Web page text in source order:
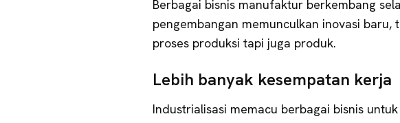
Berbagai bisnis manufaktur berkembang
pengembangan memunculkan inovasi
proses produksi tapi juga produk.
Lebih banyak kesempatan kerja
Industrialisasi memacu berbagai bisnis